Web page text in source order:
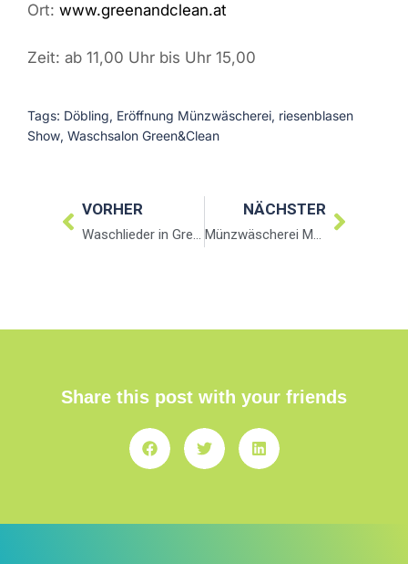
Ort: www.greenandclean.at
Zeit: ab 11,00 Uhr bis Uhr 15,00
Tags: Döbling, Eröffnung Münzwäscherei, riesenblasen
Show, Waschsalon Green&Clean
VORHER
Waschlieder in Green&Clean Filialen
NÄCHSTER
Münzwäscherei Megaevent in Wien
Share this post with your friends